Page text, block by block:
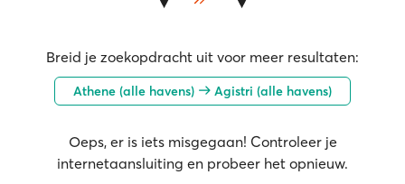
Breid je zoekopdracht uit voor meer resultaten:
Athene (alle havens) Agistri (alle havens)
Oeps, er is iets misgegaan! Controleer je
internetaansluiting en probeer het opnieuw.